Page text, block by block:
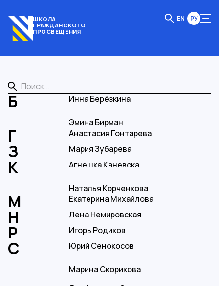
ШКОЛА
ГРАЖДАНСКОГО
ПРОСВЕЩЕНИЯ
EN РУ
Инна Берёзкина
Эмина Бирман
Анастасия Гонтарева
Мария Зубарева
Агнешка Каневска
Наталья Корченкова
Екатерина Михайлова
Лена Немировская
Игорь Родиков
Юрий Сенокосов
Марина Скорикова